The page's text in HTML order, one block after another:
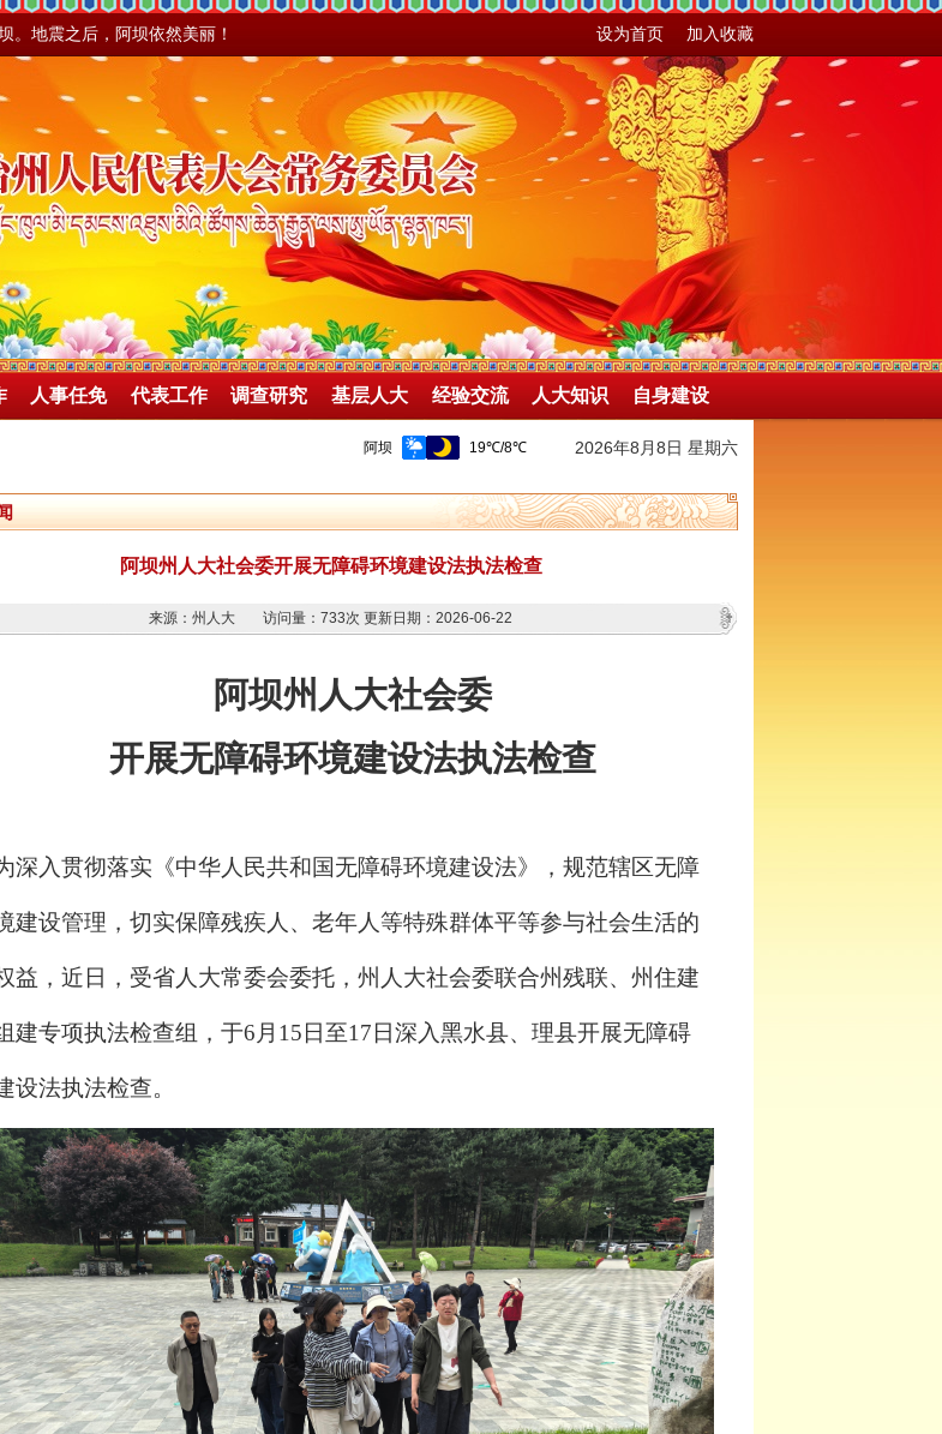
。地震之后，阿坝依然美丽！ 设为首页 加入收藏
人事任免 代表工作 调查研究 基层人大 经验交流 人大知识 自身建设
2026年8月8日 星期六
阿坝州人大社会委开展无障碍环境建设法执法检查
来源：州人大 访问量：733次 更新日期：2026-06-22
阿坝州人大社会委
开展无障碍环境建设法执法检查
深入贯彻落实《中华人民共和国无障碍环境建设法》，规范辖区无障
建设管理，切实保障残疾人、老年人等特殊群体平等参与社会生活的
益，近日，受省人大常委会委托，州人大社会委联合州残联、州住建
建专项执法检查组，于6月 15 日至17 日深入黑水县、理县开展无障碍
设法执法检查。